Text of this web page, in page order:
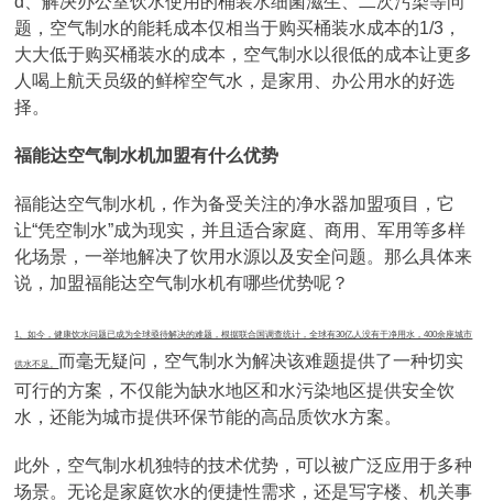
题，空气制水的能耗成本仅相当于购买桶装水成本的1/3，
大大低于购买桶装水的成本，空气制水以很低的成本让更多
人喝上航天员级的鲜榨空气水，是家用、办公用水的好选
择。
福能达空气制水机加盟有什么优势
福能达空气制水机，作为备受关注的净水器加盟项目，它
让“凭空制水”成为现实，并且适合家庭、商用、军用等多样
化场景，一举地解决了饮用水源以及安全问题。那么具体来
说，加盟福能达空气制水机有哪些优势呢？
1、如今，健康饮水问题已成为全球亟待解决的难题，根据联合国调查统计，全球有30亿人没有干净用水，400余座城市
供水不足。 而毫无疑问，空气制水为解决该难题提供了一种切实
可行的方案，不仅能为缺水地区和水污染地区提供安全饮
水，还能为城市提供环保节能的高品质饮水方案。
此外，空气制水机独特的技术优势，可以被广泛应用于多种
场景。无论是家庭饮水的便捷性需求，还是写字楼、机关事